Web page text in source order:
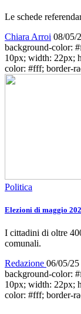
Le schede
Chiara Arroi 08/05/
background-color:
10px; width: 22px;
color: #fff; border-
Politica
Elezioni di maggio
I cittadini di oltre
comunali.
Redazione 06/05/25
background-color:
10px; width: 22px;
color: #fff; border-